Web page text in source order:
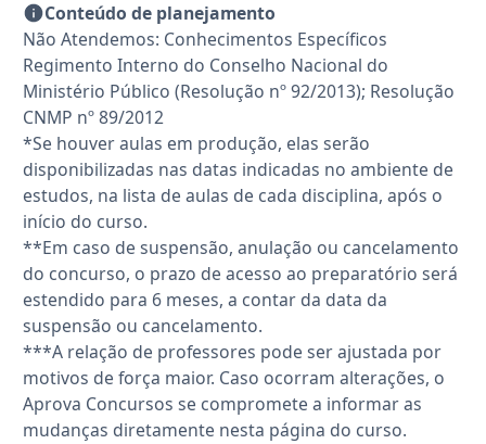
Conteúdo de planejamento
Não Atendemos: Conhecimentos Específicos
Regimento Interno do Conselho Nacional do
Ministério Público (Resolução nº 92/2013); Resolução
CNMP nº 89/2012
*Se houver aulas em produção, elas serão
disponibilizadas nas datas indicadas no ambiente de
estudos, na lista de aulas de cada disciplina, após o
início do curso.
**Em caso de suspensão, anulação ou cancelamento
do concurso, o prazo de acesso ao preparatório será
estendido para 6 meses, a contar da data da
suspensão ou cancelamento.
***A relação de professores pode ser ajustada por
motivos de força maior. Caso ocorram alterações, o
Aprova Concursos se compromete a informar as
mudanças diretamente nesta página do curso.